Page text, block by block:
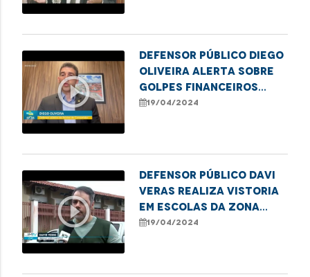
play_circle_outline
Defensor público Diego
Oliveira alerta sobre
golpes financeiros
contra idosos
19/04/2024
play_circle_outline
Defensor público Davi
Veras realiza vistoria
em escolas da Zona
Rural de São Luís
19/04/2024